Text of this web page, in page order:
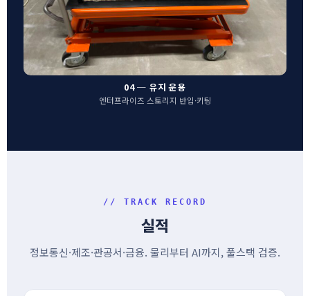
04 ─ 유지 운용
엔터프라이즈 스토리지 반입·키팅
// TRACK RECORD
실적
정보통신·제조·관공서·금융. 물리부터 AI까지, 풀스택 검증.